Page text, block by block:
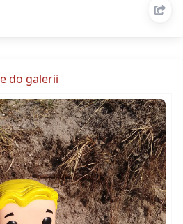
do galerii